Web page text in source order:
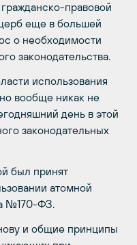
правовой
еще в большей
о необходимости
законодательства.
использования
вообще никак не
день в этой
законодательных
был принят
атомной
№170-ФЗ.
и общие принципы